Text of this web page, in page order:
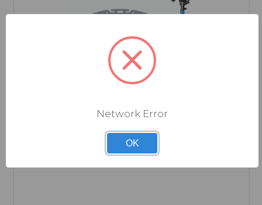
RÉSERVOIR D'EAU FUSION 3L GROUP AVEC TRU® ZIP
Network Error
OK